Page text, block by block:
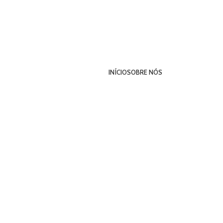
INÍCIOSOBRE NÓS